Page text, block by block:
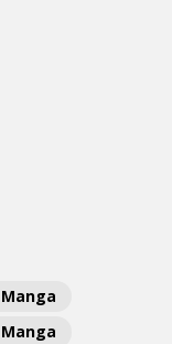
Manga
Manga